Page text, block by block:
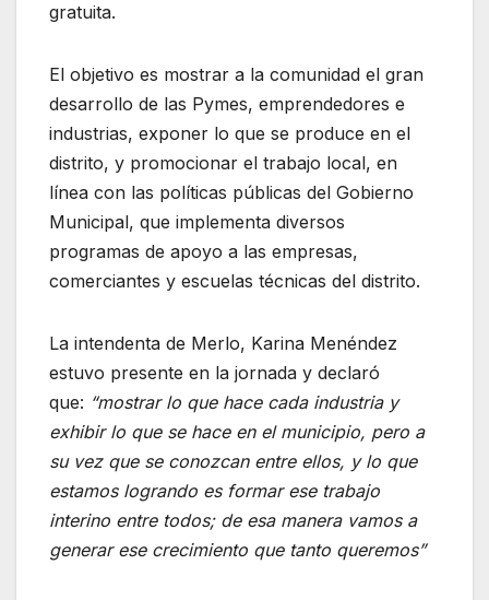
gratuita.
El objetivo es mostrar a la comunidad el gran
desarrollo de las Pymes, emprendedores e
industrias, exponer lo que se produce en el
distrito, y promocionar el trabajo local, en
línea con las políticas públicas del Gobierno
Municipal, que implementa diversos
programas de apoyo a las empresas,
comerciantes y escuelas técnicas del distrito.
La intendenta de Merlo, Karina Menéndez
estuvo presente en la jornada y declaró
que: “mostrar lo que hace cada industria y
exhibir lo que se hace en el municipio, pero a
su vez que se conozcan entre ellos, y lo que
estamos logrando es formar ese trabajo
interino entre todos; de esa manera vamos a
generar ese crecimiento que tanto queremos”